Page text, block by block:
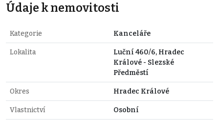
Údaje k nemovitosti
Kategorie Kanceláře
Lokalita
Luční 460/6, Hradec
Králové - Slezské
Předměstí
Okres Hradec Králové
Vlastnictví Osobní